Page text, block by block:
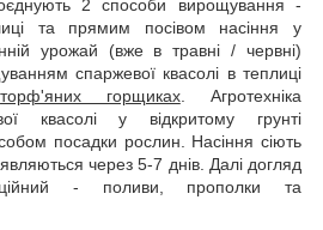
2 способи вирощування -
та прямим посівом насіння у
урожай (вже в травні / червні)
спаржевої квасолі в теплиці
торф'яних горщиках. Агротехніка
квасолі у відкритому грунті
посадки рослин. Насіння сіють
через 5-7 днів. Далі догляд
- поливи, прополки та